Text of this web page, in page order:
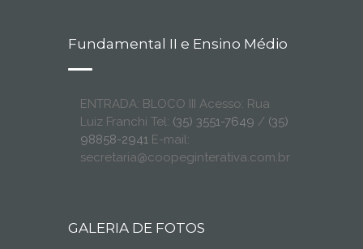
Fundamental II e Ensino Médio
ENTRADA: BLOCO III Acesso: Rua
Luiz Franchi Tel: (35) 3551-7649 / (35)
98858-2941 E-mail:
secretaria@coopeginterativa.com.br
GALERIA DE FOTOS